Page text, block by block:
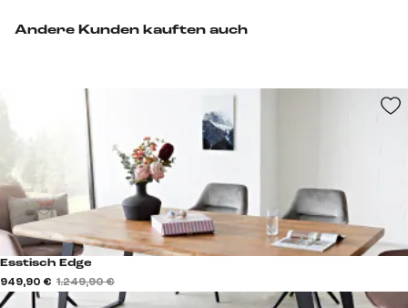
Andere Kunden kauften auch
Esstisch Edge
949,90 € 1.249,90 €